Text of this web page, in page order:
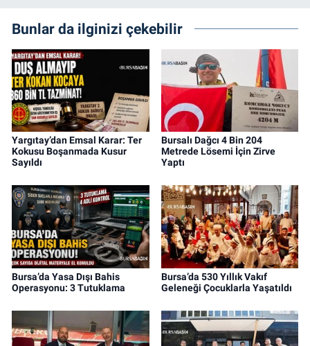
Bunlar da ilginizi çekebilir
Yargıtay’dan Emsal Karar: Ter
Kokusu Boşanmada Kusur
Sayıldı
Bursalı Dağcı 4 Bin 204
Metrede Lösemi İçin Zirve
Yaptı
Bursa’da Yasa Dışı Bahis
Operasyonu: 3 Tutuklama
Bursa’da 530 Yıllık Vakıf
Geleneği Çocuklarla Yaşatıldı